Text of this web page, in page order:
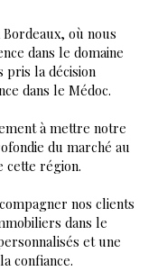
où nous
dans le domaine
pris la décision
dans le Médoc.
à mettre notre
du marché au
cette région.
nos clients
dans le
et une
confiance.